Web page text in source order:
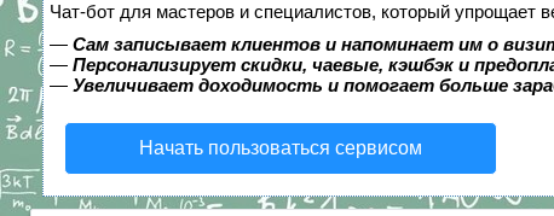
Чат-бот для мастеров и специалистов, который упрощает
— Сам записывает клиентов и напоминает им о
— Персонализирует скидки, чаевые, кэшбэк и
— Увеличивает доходимость и помогает больше
Начать пользоваться сервисом